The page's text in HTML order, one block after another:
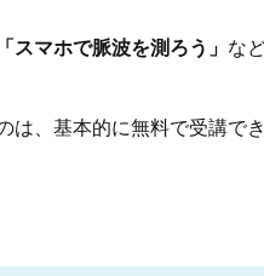
スマホで脈波を測ろう」 など
、基本的に無料で受講でき